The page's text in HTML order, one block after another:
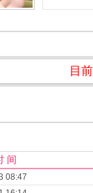
目
间
08:47